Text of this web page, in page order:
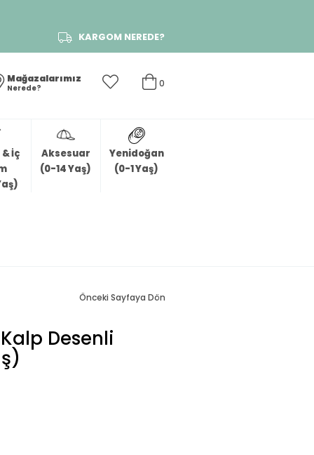
KARGOM NEREDE?
0
Mağazalarımız
Nerede?
İç
Aksesuar
(0-14 Yaş)
Yenidoğan
(0-1 Yaş)
Önceki Sayfaya Dön
Desenli